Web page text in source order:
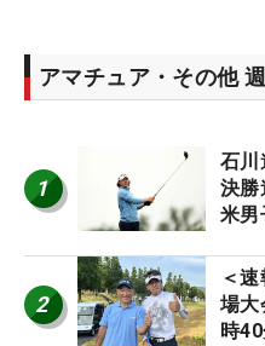
アマチュア・その他
1
石川
決
米男
2
＜
場
時